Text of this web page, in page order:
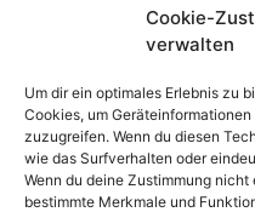
Cookie-
verwalten
Um dir ein optimales Erlebnis zu
Cookies, um
zuzugreifen. Wenn du diesen
wie das Surfverhalten oder
Wenn du deine Zustimmung
bestimmte Merkmale und
ehrlichen Gastro-
reingeschaut und
der Tageszeitung „Der
im renommierten Falstaff-
uns das gezeigt: Die
unser Essen gesteckt